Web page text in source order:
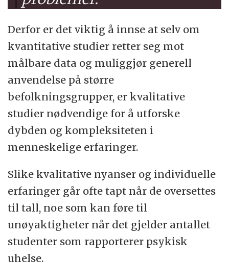
Derfor er det viktig å innse at selv om
kvantitative studier retter seg mot
målbare data og muliggjør generell
anvendelse på større
befolkningsgrupper, er kvalitative
studier nødvendige for å utforske
dybden og kompleksiteten i
menneskelige erfaringer.
Slike kvalitative nyanser og individuelle
erfaringer går ofte tapt når de oversettes
til tall, noe som kan føre til
unøyaktigheter når det gjelder antallet
studenter som rapporterer psykisk
uhelse.